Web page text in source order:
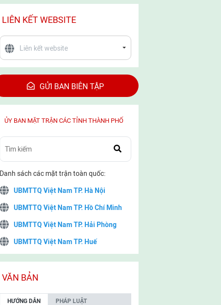
LIÊN KẾT WEBSITE
GỬI BAN BIÊN TẬP
ỦY BAN MẶT TRẬN CÁC TỈNH THÀNH PHỐ
Danh sách các mặt trận toàn quốc:
UBMTTQ Việt Nam TP. Hà Nội
UBMTTQ Việt Nam TP. Hồ Chí Minh
UBMTTQ Việt Nam TP. Hải Phòng
UBMTTQ Việt Nam TP. Huế
UBMTTQ Việt Nam TP. Cần Thơ
UBMTTQ Việt Nam tỉnh Quảng Ninh
VĂN BẢN
HƯỚNG DẪN PHÁP LUẬT